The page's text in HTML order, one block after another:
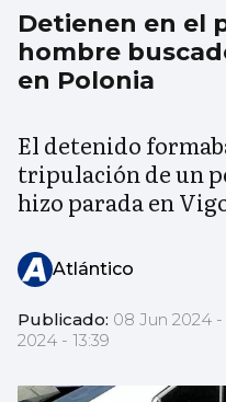
Detienen en el
hombre
en Polonia
El detenido
tripulación de un
hizo parada en
Atlántico
Publicado: 08 Jun 2024 -
2024 - 13:39